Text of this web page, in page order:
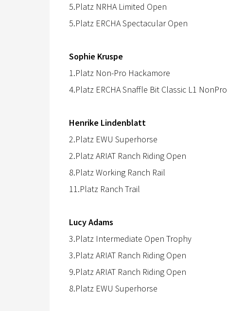
5.Platz NRHA Limited Open
5.Platz ERCHA Spectacular Open
Sophie Kruspe
1.Platz Non-Pro Hackamore
4.Platz ERCHA Snaffle Bit Classic L1 NonPro
Henrike Lindenblatt
2.Platz EWU Superhorse
2.Platz ARIAT Ranch Riding Open
8.Platz Working Ranch Rail
11.Platz Ranch Trail
Lucy Adams
3.Platz Intermediate Open Trophy
3.Platz ARIAT Ranch Riding Open
9.Platz ARIAT Ranch Riding Open
8.Platz EWU Superhorse